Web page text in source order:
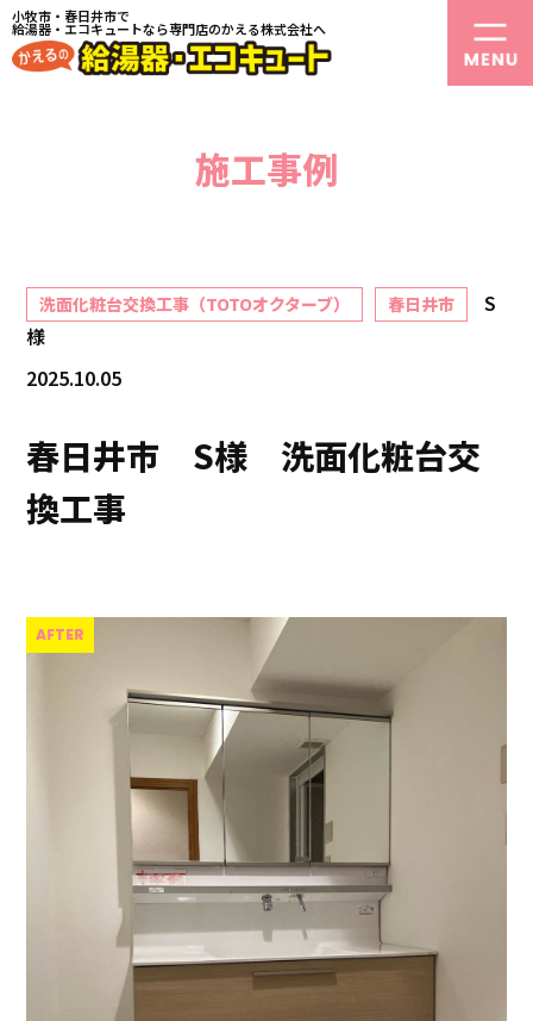
小牧市・春日井市で
給湯器・エコキュートなら専門店のかえる株式会社へ
施工事例
洗面化粧台交換工事（TOTOオクターブ） 春日井市
S
様
2025.10.05
春日井市 S様 洗面化粧台交
換工事